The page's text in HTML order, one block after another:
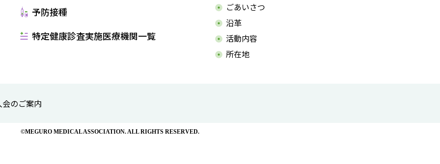
予防接種
特定健康診査実施医療機関一覧
ごあいさつ
沿革
活動内容
所在地
会のご案内
©MEGURO MEDICAL ASSOCIATION. ALL RIGHTS RESERVED.